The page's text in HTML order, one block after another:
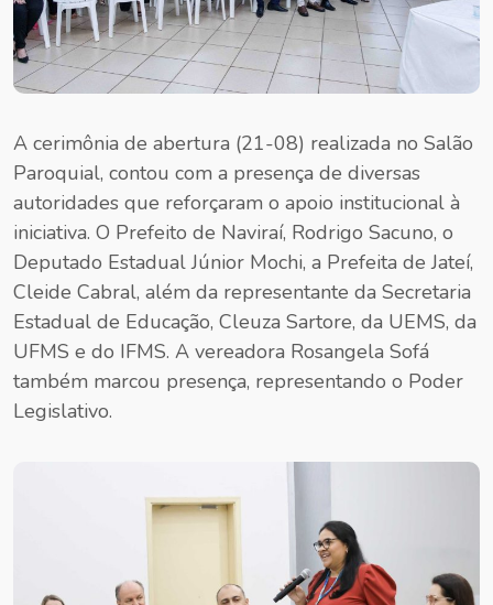
A cerimônia de abertura (21-08) realizada no Salão
Paroquial, contou com a presença de diversas
autoridades que reforçaram o apoio institucional à
iniciativa. O Prefeito de Naviraí, Rodrigo Sacuno, o
Deputado Estadual Júnior Mochi, a Prefeita de Jateí,
Cleide Cabral, além da representante da Secretaria
Estadual de Educação, Cleuza Sartore, da UEMS, da
UFMS e do IFMS. A vereadora Rosangela Sofá
também marcou presença, representando o Poder
Legislativo.